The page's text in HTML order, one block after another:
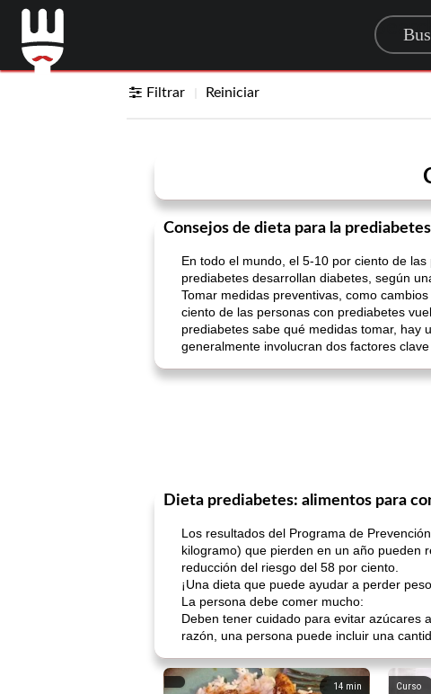
Filtrar Reiniciar
Consejos de dieta para la prediabetes
En todo el mundo, el 5-10 por ciento de
prediabetes desarrollan diabetes, según
Tomar medidas preventivas, como
ciento de las personas con prediabetes
prediabetes sabe qué medidas tomar, hay
generalmente involucran dos factores
Dieta prediabetes: alimentos para
Los resultados del Programa de
kilogramo) que pierden en un año pueden
reducción del riesgo del 58 por ciento.
¡Una dieta que puede ayudar a perder
La persona debe comer mucho:
Deben tener cuidado para evitar azúcares
razón, una persona puede incluir una
14 min Curso